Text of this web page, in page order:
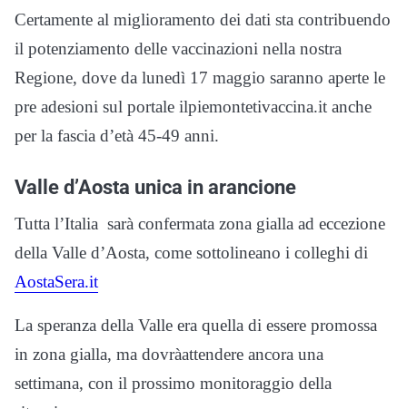
Certamente al miglioramento dei dati sta contribuendo
il potenziamento delle vaccinazioni nella nostra
Regione, dove da lunedì 17 maggio saranno aperte le
pre adesioni sul portale ilpiemontetivaccina.it anche
per la fascia d’età 45-49 anni.
Valle d’Aosta unica in arancione
Tutta l’Italia sarà confermata zona gialla ad eccezione
della Valle d’Aosta, come sottolineano i colleghi di
AostaSera.it
La speranza della Valle era quella di essere promossa
in zona gialla, ma dovràattendere ancora una
settimana, con il prossimo monitoraggio della